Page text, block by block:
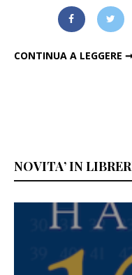
CONTINUA A LEGGERE
NOVITA’ IN